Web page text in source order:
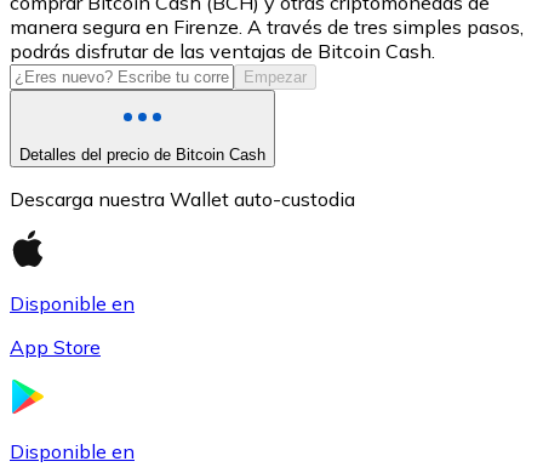
USDC
manera segura en Firenze. A través de tres simples pasos,
podrás disfrutar de las ventajas de Bitcoin Cash.
Empezar
Detalles del precio de Bitcoin Cash
Descarga nuestra Wallet auto-custodia
Disponible en
App Store
Disponible en